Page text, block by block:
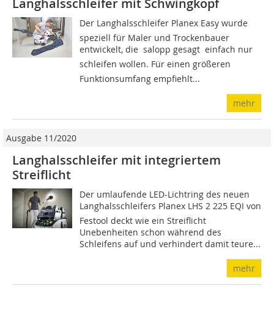
Der Langhalsschleifer Planex Easy wurde
speziell für Maler und Trockenbauer
entwickelt, die  salopp gesagt  einfach nur
schleifen wollen. Für einen größeren
Funktionsumfang empfiehlt...
mehr
Ausgabe 11/2020
Langhalsschleifer mit integriertem
Streiflicht
Der umlaufende LED-Lichtring des neuen
Langhalsschleifers Planex LHS 2 225 EQI von
Festool deckt wie ein Streiflicht
Unebenheiten schon während des
Schleifens auf und verhindert damit teure...
mehr